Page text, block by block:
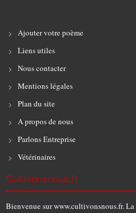
Ajouter votre poème
Liens utiles
Nous contacter
Mentions légales
Plan du site
A propos de nous
Parlons Entreprise
Vétérinaires
Cultivonsnous.fr
Bienvenue sur www.cultivonsnous.fr.